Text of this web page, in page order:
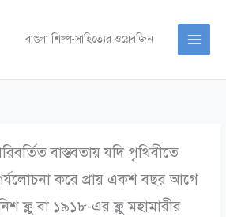
বাঙলা শিল্প-সাহিত্যের ওয়েবজিন
বাস্তবতায় যদি পৃথিবীতে
করে প্রায় একশ বছর আগে
ফ্লু বা ১৯১৮-এর ফ্লু মহামারীর